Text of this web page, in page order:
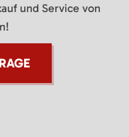
und Service von